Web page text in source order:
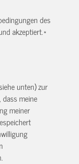
des
akzeptiert.*
unten) zur
meine
meiner